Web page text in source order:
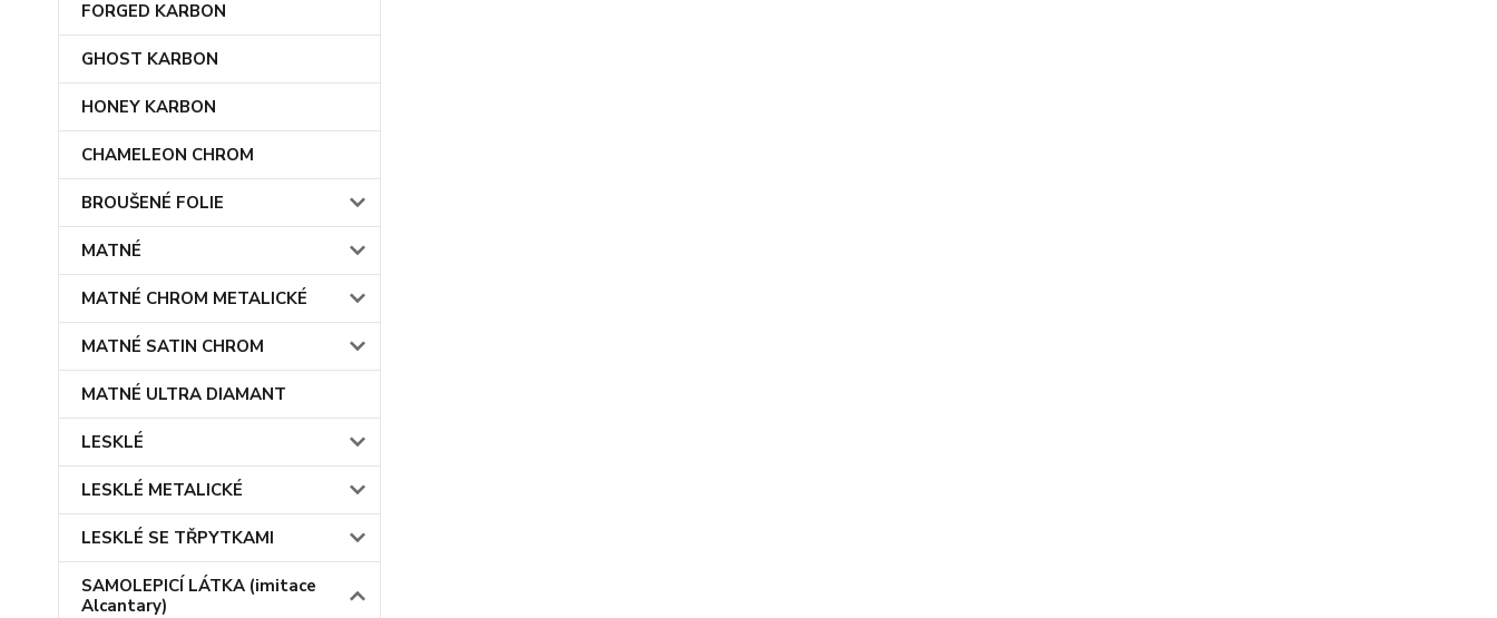
FORGED KARBON
GHOST KARBON
HONEY KARBON
CHAMELEON CHROM
BROUŠENÉ FOLIE
MATNÉ
MATNÉ CHROM METALICKÉ
MATNÉ SATIN CHROM
MATNÉ ULTRA DIAMANT
LESKLÉ
LESKLÉ METALICKÉ
LESKLÉ SE TŘPYTKAMI
SAMOLEPICÍ LÁTKA (imitace
Alcantary)